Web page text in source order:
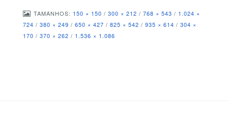
TAMANHOS: 150 × 150 / 300 × 212 / 768 × 543 / 1.024 ×
724 / 380 × 249 / 650 × 427 / 825 × 542 / 935 × 614 / 304 ×
170 / 370 × 262 / 1.536 × 1.086